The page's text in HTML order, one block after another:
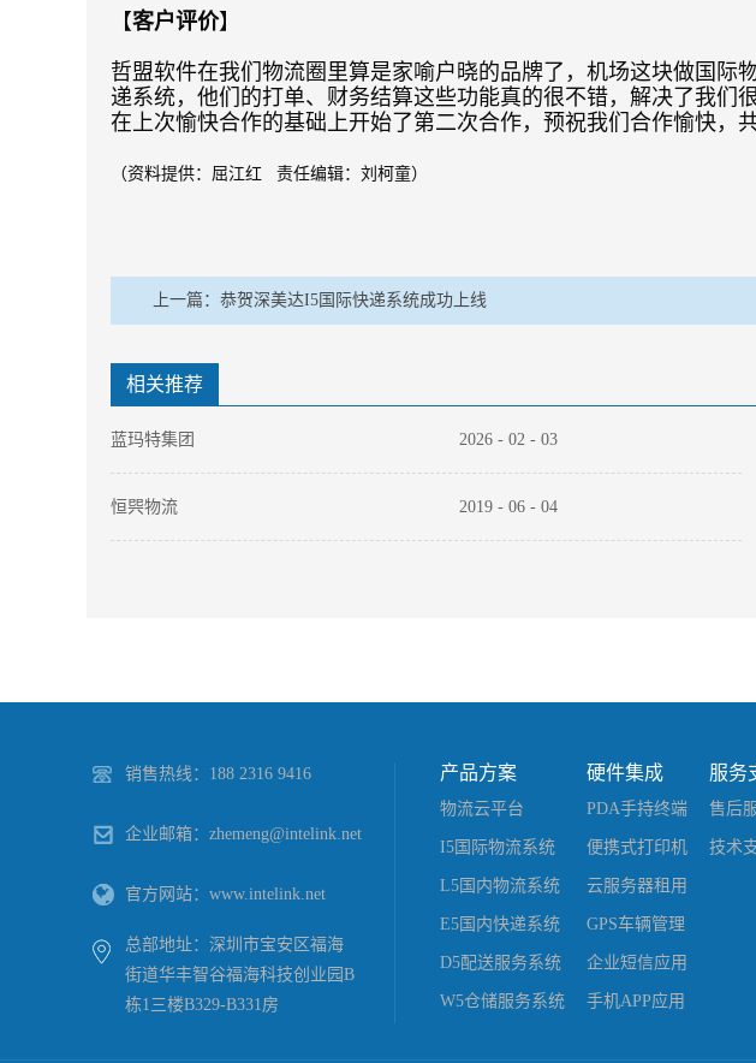
【客户评价】
哲盟软件在我们物流圈里算是家喻户晓的品牌了，机场这块做国
递系统，他们的打单、财务结算这些功能真的很不错，解决了我们
在上次愉快合作的基础上开始了第二次合作，预祝我们合作愉快，
（资料提供：屈江红 责任编辑：刘柯童）
上一篇： 恭贺深美达I5国际快递系统成功上线
相关推荐
蓝玛特集团 2026 - 02 - 03
恒巺物流 2019 - 06 - 04
销售热线：188 2316 9416
企业邮箱：zhemeng@intelink.net
官方网站：www.intelink.net
总部地址：深圳市宝安区福海
街道华丰智谷福海科技创业园B
栋1三楼B329-B331房
产品方案
物流云平台
I5国际物流系统
L5国内物流系统
E5国内快递系统
D5配送服务系统
W5仓储服务系统
硬件集成
PDA手持终端
便携式打印机
云服务器租用
GPS车辆管理
企业短信应用
手机APP应用
服务
售后
技术